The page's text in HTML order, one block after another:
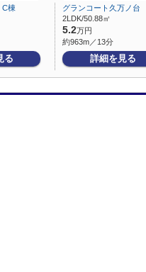
棟
る
グランコート久万ノ台
2LDK/50.88㎡
5.2万円
約963m／13分
詳細を見る